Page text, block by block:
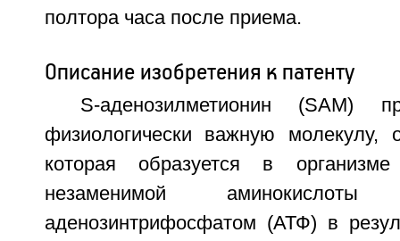
полтора часа после приема.
Описание изобретения к патенту
S-аденозилметионин (SAM)
физиологически важную молекулу,
которая образуется в
незаменимой
аденозинтрифосфатом (АТФ) в